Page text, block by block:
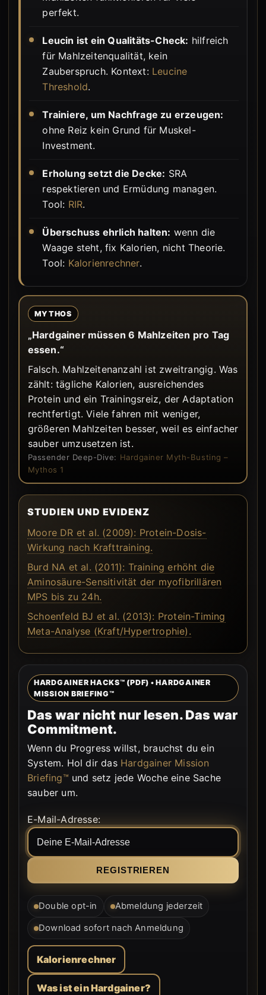
perfekt.
Leucin ist ein Qualitäts-Check: hilfreich
für Mahlzeitenqualität, kein
Zauberspruch. Kontext: Leucine
Threshold.
Trainiere, um Nachfrage zu erzeugen:
ohne Reiz kein Grund für Muskel-
Investment.
Erholung setzt die Decke: SRA
respektieren und Ermüdung managen.
Tool: RIR.
Überschuss ehrlich halten: wenn die
Waage steht, fix Kalorien, nicht Theorie.
Tool: Kalorienrechner.
MYTHOS
„Hardgainer müssen 6 Mahlzeiten pro Tag
essen.“
Falsch. Mahlzeitenanzahl ist zweitrangig. Was
zählt: tägliche Kalorien, ausreichendes
Protein und ein Trainingsreiz, der Adaptation
rechtfertigt. Viele fahren mit weniger,
größeren Mahlzeiten besser, weil es einfacher
sauber umzusetzen ist.
Passender Deep-Dive: Hardgainer Myth-Busting –
Mythos 1
STUDIEN UND EVIDENZ
Moore DR et al. (2009): Protein-Dosis-
Wirkung nach Krafttraining.
Burd NA et al. (2011): Training erhöht die
Aminosäure-Sensitivität der myofibrillären
MPS bis zu 24h.
Schoenfeld BJ et al. (2013): Protein-Timing
Meta-Analyse (Kraft/Hypertrophie).
HARDGAINER HACKS™ (PDF) • HARDGAINER
MISSION BRIEFING™
Das war nicht nur lesen. Das war
Commitment.
Wenn du Progress willst, brauchst du ein
System. Hol dir das Hardgainer Mission
Briefing™ und setz jede Woche eine Sache
sauber um.
E-Mail-Adresse:
Formular wird von WordPress gerendert.
Double opt-in Abmeldung jederzeit
Download sofort nach Anmeldung
Kalorienrechner
Was ist ein Hardgainer?